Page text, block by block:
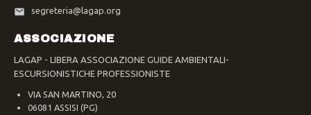
segreteria@lagap.org
ASSOCIAZIONE
LAGAP - LIBERA ASSOCIAZIONE GUIDE AMBIENTALI-
ESCURSIONISTICHE PROFESSIONISTE
VIA SAN MARTINO, 20
06081 ASSISI (PG)